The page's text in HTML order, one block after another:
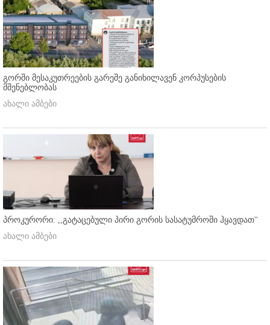
გორში მესაკუთრეების გარეშე განიხილავენ კორპუსების
მშენებლობას
ახალი ამბები
პროკურორი: ,,გატაცებული პირი გორის სასატუმროში ჰყავდათ''
ახალი ამბები